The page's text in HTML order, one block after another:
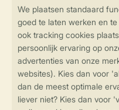
Veilig en snel online
Veilige
Veilige betaling